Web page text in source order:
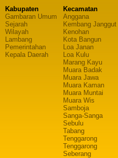
Kabupaten
Gambaran Umum
Sejarah
Wilayah
Lambang
Pemerintahan
Kepala Daerah
Kecamatan
Anggana
Kembang Janggut
Kenohan
Kota Bangun
Loa Janan
Loa Kulu
Marang Kayu
Muara Badak
Muara Jawa
Muara Kaman
Muara Muntai
Muara Wis
Samboja
Sanga-Sanga
Sebulu
Tabang
Tenggarong
Tenggarong
Seberang